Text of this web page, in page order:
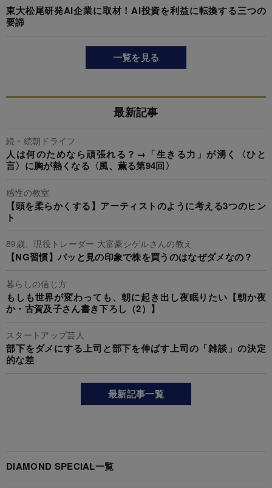
東大松尾研発AI企業に取材！AI投資を利益に転換する三つの
要諦
一覧を見る
最新記事
続・続朝ドライフ
人は何のためなら頑張れる？→「生きる力」が湧く〈ひと
言〉に胸が熱くなる〈風、薫る第94回〉
感性の教室
【頭を柔らかくする】アーティストのように考える3つのヒン
ト
89歳、現役トレーダー 大富豪シゲルさんの教え
【NG習慣】パッと見の印象で株を買うのはなぜダメなの？
暮らしの信じ方
もしも世界が変わっても、朝に起き出し夜眠りたい【朝か夜
か・古賀及子さん書き下ろし（2）】
スタートアップ芸人
部下をダメにする上司と部下を伸ばす上司の「雑談」の決定
的な差
最新記事一覧
DIAMOND SPECIAL一覧